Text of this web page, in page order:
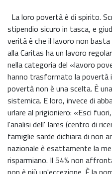
La loro povertà è di spirito.
stipendio sicuro in tasca, e
verità è che il lavoro non basta
alla Caritas ha un lavoro
nella categoria del «lavoro
hanno trasformato la povertà
povertà non è una scelta. È
sistemica. E loro, invece di
urlare al prigioniero: «Esci
l'analisi dell' Iares (centro di
famiglie sarde dichiara di non
nazionale è esattamente la
risparmiano. Il 54% non